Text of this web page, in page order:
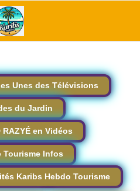
Unes des Télévisions
du Jardin
RAZYÉ en Vidéos
Infos
Karibs Hebdo Tourisme